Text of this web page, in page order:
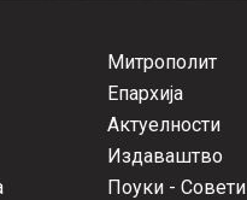
Митрополит
Епархија
Актуелности
Издаваштво
Поуки - Совети